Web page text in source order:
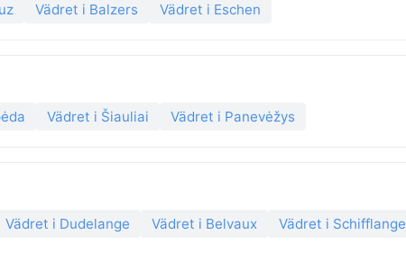
Vädret i Balzers Vädret i Eschen
Vädret i Šiauliai Vädret i Panevėžys
Vädret i Dudelange Vädret i Belvaux Vädret i Schifflange